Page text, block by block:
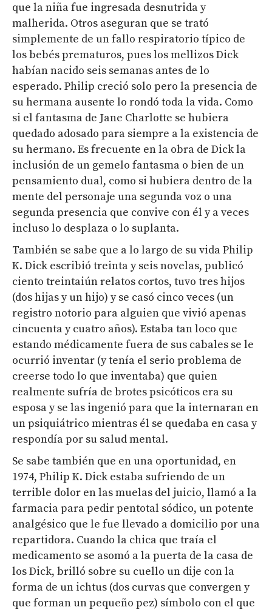
que la niña fue ingresada desnutrida y
malherida. Otros aseguran que se trató
simplemente de un fallo respiratorio típico de
los bebés prematuros, pues los mellizos Dick
habían nacido seis semanas antes de lo
esperado. Philip creció solo pero la presencia de
su hermana ausente lo rondó toda la vida. Como
si el fantasma de Jane Charlotte se hubiera
quedado adosado para siempre a la existencia de
su hermano. Es frecuente en la obra de Dick la
inclusión de un gemelo fantasma o bien de un
pensamiento dual, como si hubiera dentro de la
mente del personaje una segunda voz o una
segunda presencia que convive con él y a veces
incluso lo desplaza o lo suplanta.
También se sabe que a lo largo de su vida Philip
K. Dick escribió treinta y seis novelas, publicó
ciento treintaiún relatos cortos, tuvo tres hijos
(dos hijas y un hijo) y se casó cinco veces (un
registro notorio para alguien que vivió apenas
cincuenta y cuatro años). Estaba tan loco que
estando médicamente fuera de sus cabales se le
ocurrió inventar (y tenía el serio problema de
creerse todo lo que inventaba) que quien
realmente sufría de brotes psicóticos era su
esposa y se las ingenió para que la internaran en
un psiquiátrico mientras él se quedaba en casa y
respondía por su salud mental.
Se sabe también que en una oportunidad, en
1974, Philip K. Dick estaba sufriendo de un
terrible dolor en las muelas del juicio, llamó a la
farmacia para pedir pentotal sódico, un potente
analgésico que le fue llevado a domicilio por una
repartidora. Cuando la chica que traía el
medicamento se asomó a la puerta de la casa de
los Dick, brilló sobre su cuello un dije con la
forma de un ichtus (dos curvas que convergen y
que forman un pequeño pez) símbolo con el que